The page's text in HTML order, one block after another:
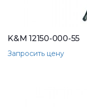
K&M 12150-000-55
Запросить цену